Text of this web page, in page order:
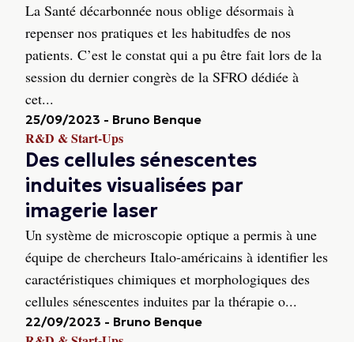
La Santé décarbonnée nous oblige désormais à
repenser nos pratiques et les habitudfes de nos
patients. C’est le constat qui a pu être fait lors de la
session du dernier congrès de la SFRO dédiée à
cet...
25/09/2023 - Bruno Benque
R&D & Start-Ups
Des cellules sénescentes
induites visualisées par
imagerie laser
Un système de microscopie optique a permis à une
équipe de chercheurs Italo-américains à identifier les
caractéristiques chimiques et morphologiques des
cellules sénescentes induites par la thérapie o...
22/09/2023 - Bruno Benque